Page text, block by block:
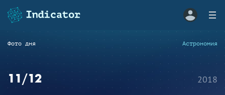
Фото дня Астрономия
11/12 2018